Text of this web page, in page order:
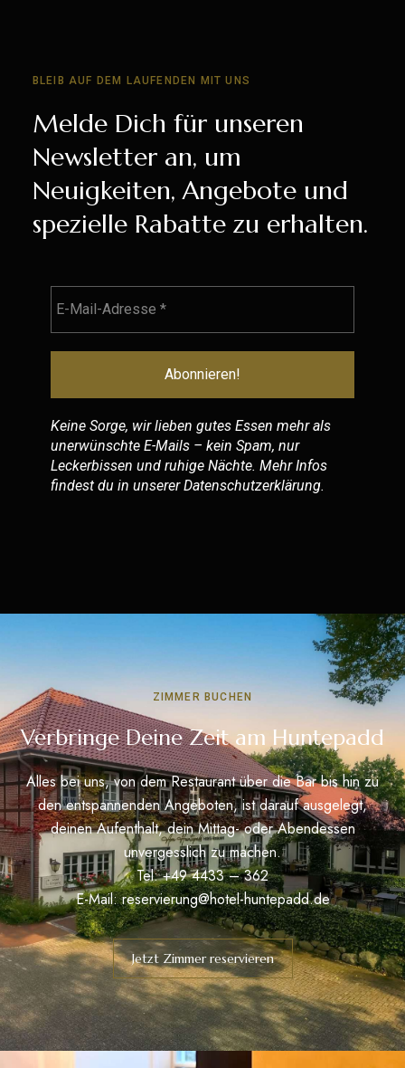
BLEIB AUF DEM LAUFENDEN MIT UNS
Melde Dich für unseren
Newsletter an, um
Neuigkeiten, Angebote und
spezielle Rabatte zu erhalten.
Keine Sorge, wir lieben gutes Essen mehr als
unerwünschte E-Mails – kein Spam, nur
Leckerbissen und ruhige Nächte. Mehr Infos
findest du in unsererDatenschutzerklärung.
ZIMMER BUCHEN
Verbringe Deine Zeit am Huntepadd
Alles bei uns, von dem Restaurant über die Bar bis hin zu
den entspannenden Angeboten, ist darauf ausgelegt,
deinen Aufenthalt, dein Mittag- oder Abendessen
unvergesslich zu machen.
Tel: +49 4433 – 362
E-Mail:reservierung@hotel-huntepadd.de
Jetzt Zimmer reservieren